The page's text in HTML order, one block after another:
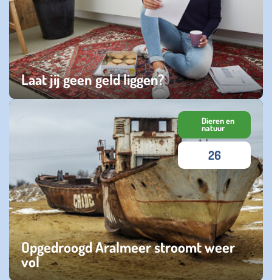
Laat jij geen geld liggen?
maandag 10 maart 2025
Opgedroogd Aralmeer stroomt weer
vol
Dieren en
natuur
26